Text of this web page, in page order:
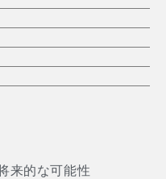
来的な可能性